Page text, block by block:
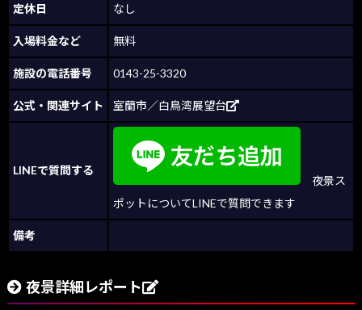
定休日 なし
入場料金など 無料
施設の電話番号 0143-25-3320
公式・関連サイト 室蘭市／白鳥湾展望台
LINEで質問する
夜景ス
ポットについてLINEで質問できます
備考
夜景詳細レポート